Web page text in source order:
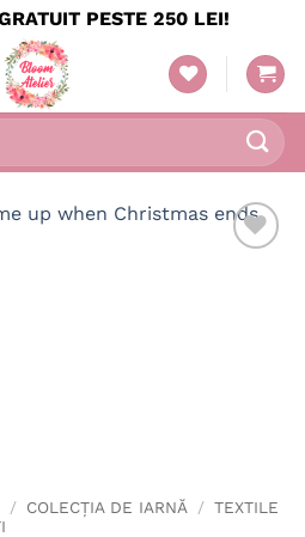
PESTE 250 LEI!
/ COLECȚIA DE IARNĂ / TEXTILE